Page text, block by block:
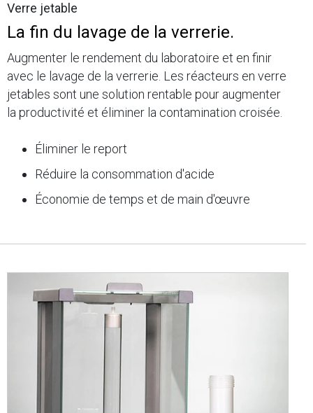
Verre jetable
La fin du lavage de la verrerie.
Augmenter le rendement du laboratoire et en finir
avec le lavage de la verrerie. Les réacteurs en verre
jetables sont une solution rentable pour augmenter
la productivité et éliminer la contamination croisée.
Éliminer le report
Réduire la consommation d'acide
Économie de temps et de main d'œuvre